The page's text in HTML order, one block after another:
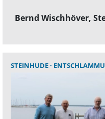
Bernd Wischhöver,
STEINHUDE